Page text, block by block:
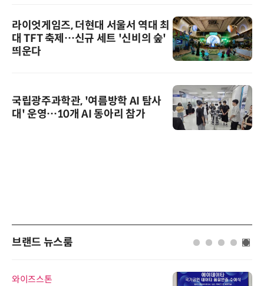
라이엇게임즈, 더현대 서울서 역대 최
대 TFT 축제…신규 세트 '신비의 숲'
띄운다
국립광주과학관, '여름방학 AI 탐사
대' 운영…10개 AI 동아리 참가
브랜드 뉴스룸
와이즈스톤